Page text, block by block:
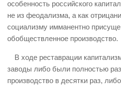
особенность российского
не из феодализма, а как
социализму имманентно
обобществленное производство.
В ходе реставрации
заводы либо были полностью
производство в десятки раз,